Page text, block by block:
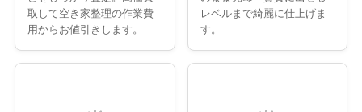
取して空き家整理の作業費
用からお値引きします。
レベルまで綺麗に仕上げま
す。